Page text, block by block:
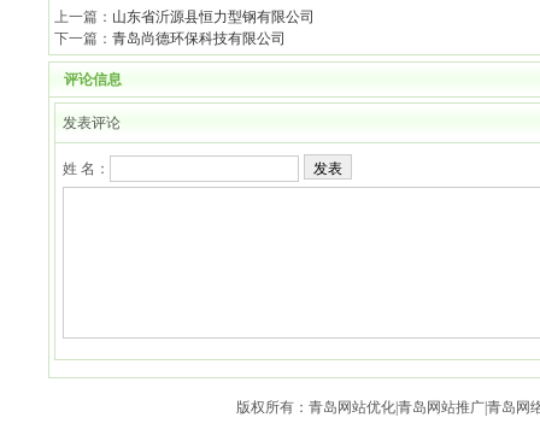
上一篇： 山东省沂源县恒力型钢有限公司
下一篇： 青岛尚德环保科技有限公司
评论信息
发表评论
姓 名： 发表
版权所有：青岛网站优化|青岛网站推广|青岛网